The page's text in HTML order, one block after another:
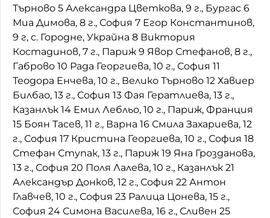
Търново 5 Александра Цветкова, 9 г., Бургас 6
Миа Димова, 8 г., София 7 Егор Константинов,
9 г, с. Городне, Украйна 8 Виктория
Костадинов, 7 г., Париж 9 Явор Стефанов, 8 г.,
Габрово 10 Рада Георгиева, 10 г., София 11
Теодора Енчева, 10 г., Велико Търново 12 Хавиер
Билбао, 13 г., София 13 Фая Гератлиева, 13 г.,
Казанлък 14 Емил Лебльо, 10 г., Париж, Франция
15 Боян Тасев, 11 г., Варна 16 Смила Захариева, 12
г., София 17 Кристина Георгиева, 10 г., София 18
Стефан Ступак, 13 г., Париж 19 Яна Грозданова,
13 г., София 20 Поля Лалева, 10 г., Казанлък 21
Александър Донков, 12 г., София 22 Антон
Главчев, 10 г., София 23 Ралица Цонева, 15 г.,
София 24 Симона Василева, 16 г., Сливен 25